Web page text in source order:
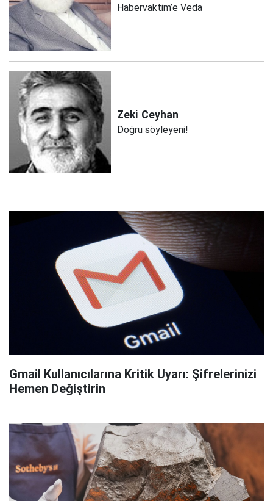
Habervaktim’e Veda
Zeki Ceyhan
Doğru söyleyeni!
Gmail Kullanıcılarına Kritik Uyarı: Şifrelerinizi
Hemen Değiştirin